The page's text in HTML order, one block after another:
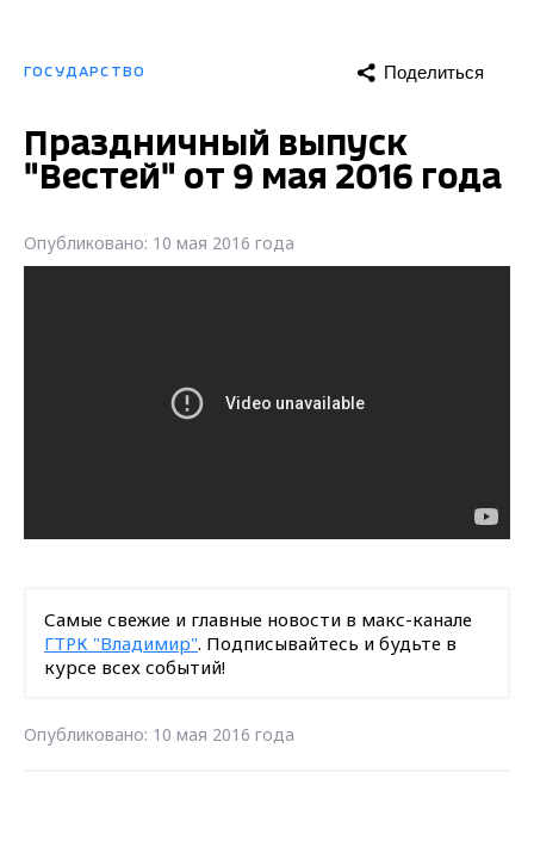
ГОСУДАРСТВО Поделиться
Праздничный выпуск
"Вестей" от 9 мая 2016 года
Опубликовано: 10 мая 2016 года
Самые свежие и главные новости в макс-канале
ГТРК "Владимир". Подписывайтесь и будьте в
курсе всех событий!
Опубликовано: 10 мая 2016 года